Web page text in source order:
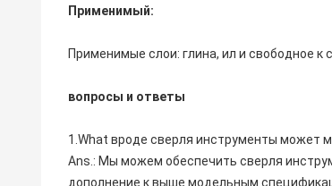
Применимый:
Применимые слои: глина, ил и свободное к
вопросы и ответы
1.What вроде сверля инструменты может
Ans.: Мы можем обеспечить сверля
дополнение к выше модельным